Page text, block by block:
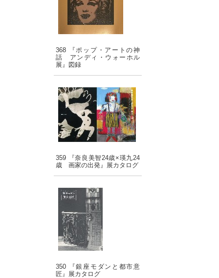
368 『ポップ・アートの神
話 アンディ・ウォーホル
展』図録
359 『奈良美智24歳×瑛九24
歳 画家の出発』展カタログ
350 『銀座モダンと都市意
匠』展カタログ